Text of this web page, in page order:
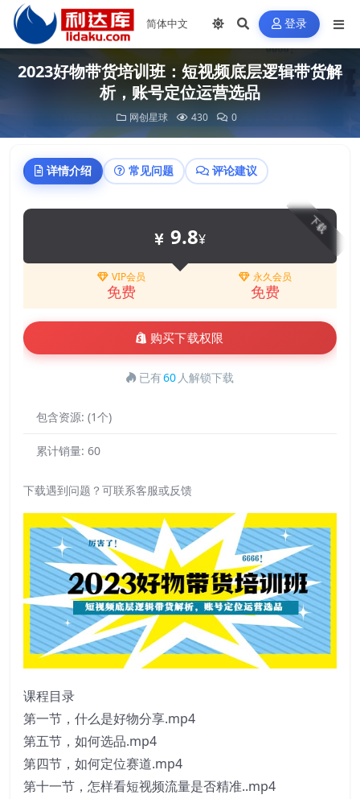
登录
2023好物带货培训班：短视频底层逻辑带货解
析，账号定位运营选品
网创星球 430 0
详情介绍 常见问题 评论建议
下载
9.8¥
VIP会员
免费
永久会员
免费
购买下载权限
已有60 人解锁下载
包含资源: (1个)
累计销量: 60
下载遇到问题？可联系客服或反馈
课程目录
第一节，什么是好物分享.mp4
第五节，如何选品.mp4
第四节，如何定位赛道.mp4
第十一节，怎样看短视频流量是否精准..mp4